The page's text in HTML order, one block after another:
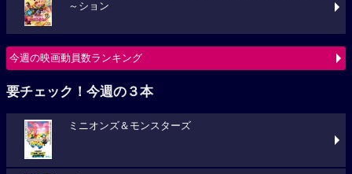
～ション
今週の映画動員数ランキング
要チェック！今週の３本
ミニオンズ＆モンスターズ